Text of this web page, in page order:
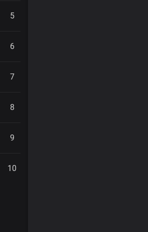
5
6
7
8
9
10